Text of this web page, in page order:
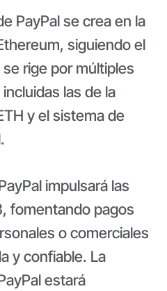
PayPal se crea en la
siguiendo el
se rige por múltiples
las de la
y el sistema de
impulsará las
fomentando pagos
o comerciales
y confiable. La
estará